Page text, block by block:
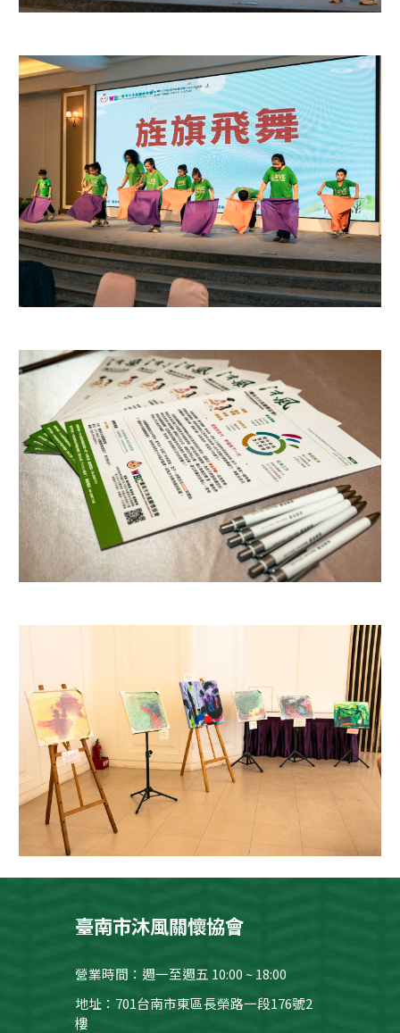
臺南市沐風關懷協會
營業時間：週一至週五 10:00 ~ 18:00
地址：701台南市東區長榮路一段176號2
樓